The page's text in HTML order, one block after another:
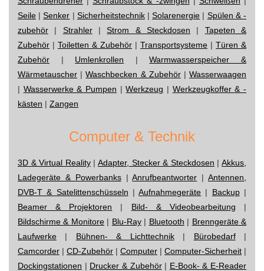
Seile |Senker | Sicherheitstechnik|Solarenergie | Spülen & -
zubehör | Strahler|Strom & Steckdosen | Tapeten &
Zubehör | Toiletten & Zubehör | Transportsysteme | Türen &
Zubehör | Umlenkrollen |Warmwasserspeicher &
Wärmetauscher |Waschbecken & Zubehör|Wasserwaagen
| Wasserwerke & Pumpen |Werkzeug | Werkzeugkoffer & -
kästen | Zangen
Computer & Technik
3D & Virtual Reality|Adapter, Stecker & Steckdosen |Akkus,
Ladegeräte & Powerbanks|Anrufbeantworter |Antennen,
DVB-T & Satelittenschüsseln |Aufnahmegeräte | Backup|
Beamer & Projektoren | Bild- & Videobearbeitung |
Bildschirme & Monitore| Blu-Ray| Bluetooth | Brenngeräte &
Laufwerke | Bühnen- & Lichttechnik| Bürobedarf|
Camcorder | CD-Zubehör | Computer | Computer-Sicherheit |
Dockingstationen | Drucker & Zubehör| E-Book- & E-Reader